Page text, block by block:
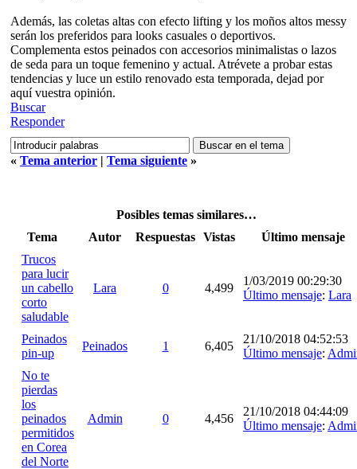
Además, las coletas altas con efecto lifting y los moños altos messy
serán los preferidos para looks casuales o deportivos.
Complementa estos peinados con accesorios minimalistas o lazos
de seda para un toque femenino y actual. Atrévete a probar estas
tendencias y luce un estilo renovado esta temporada, dejad por
aquí vuestra opinión.
Buscar
Responder
« Tema anterior | Tema siguiente »
Posibles temas similares…
Tema
Autor Respuestas Vistas
Último mensaje
Trucos
para lucir
un cabello
corto
saludable
Lara 0 4,499
1/03/2019 00:29:30
Último mensaje: Lara
Peinados
pin-up
Peinados 1 6,405
21/10/2018 04:52:53
Último mensaje:
No te
pierdas
los
peinados
permitidos
en Corea
del Norte
Admin 0 4,456
21/10/2018 04:44:09
Último mensaje: